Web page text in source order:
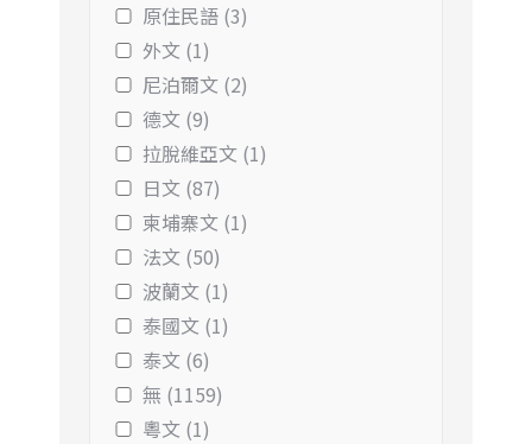
原住民語 (3)
外文 (1)
尼泊爾文 (2)
德文 (9)
拉脫維亞文 (1)
日文 (87)
柬埔寨文 (1)
法文 (50)
波蘭文 (1)
泰國文 (1)
泰文 (6)
無 (1159)
粵文 (1)